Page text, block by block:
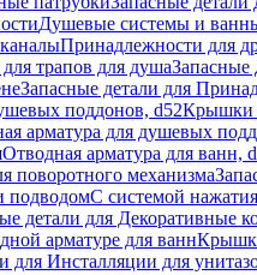
Душевые системы и
Принадлежности для
трапов для душаЗапасные
Запасные детали для
поддонов, d52Крышки
арматура для душевых
Отводная арматура для ванн,
поворотного механизма
подводомС системой
детали для Декоративные
арматуре для ванн
для Инсталляции для